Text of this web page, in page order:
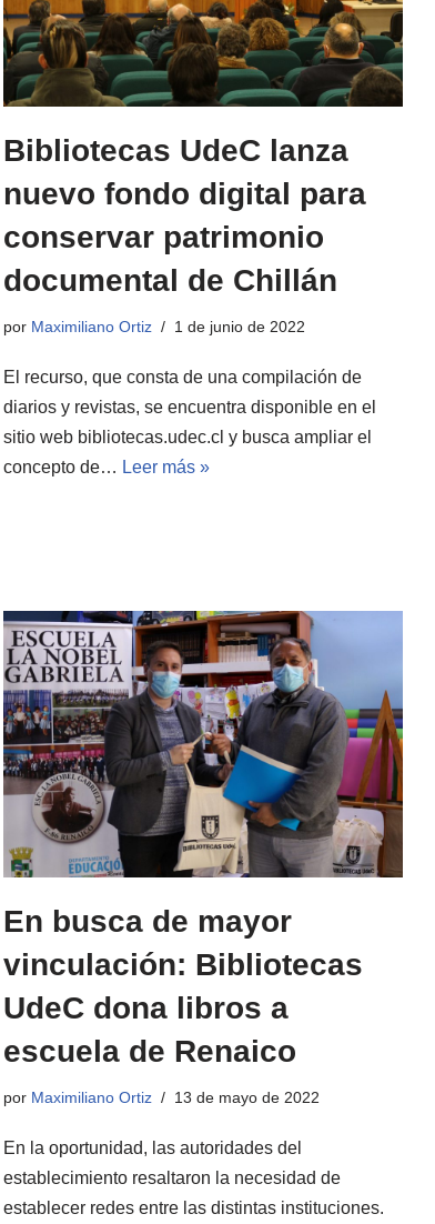
Bibliotecas UdeC lanza
nuevo fondo digital para
conservar patrimonio
documental de Chillán
por Maximiliano Ortiz 1 de junio de 2022
El recurso, que consta de una compilación de
diarios y revistas, se encuentra disponible en el
sitio web bibliotecas.udec.cl y busca ampliar el
concepto de… Leer más »
En busca de mayor
vinculación: Bibliotecas
UdeC dona libros a
escuela de Renaico
por Maximiliano Ortiz 13 de mayo de 2022
En la oportunidad, las autoridades del
establecimiento resaltaron la necesidad de
establecer redes entre las distintas instituciones.